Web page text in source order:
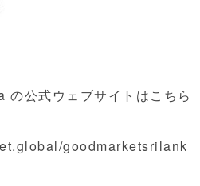
公式ウェブサイトはこちら
goodmarketsrilank